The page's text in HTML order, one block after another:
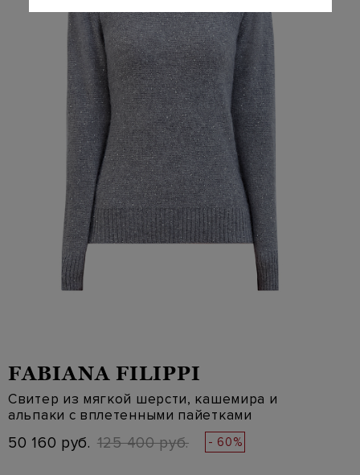
FABIANA FILIPPI
Свитер из мягкой шерсти, кашемира и
альпаки с вплетенными пайетками
50 160 руб. 125 400 руб. - 60%